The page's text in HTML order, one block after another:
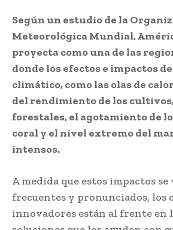
Según un estudio de la
Meteorológica Mundial,
proyecta como una de las
donde los efectos e impactos
climático, como las olas de
del rendimiento de los
forestales, el agotamiento de
coral y el nivel extremo del
intensos.
A medida que estos impactos
frecuentes y pronunciados, los
innovadores están al frente en